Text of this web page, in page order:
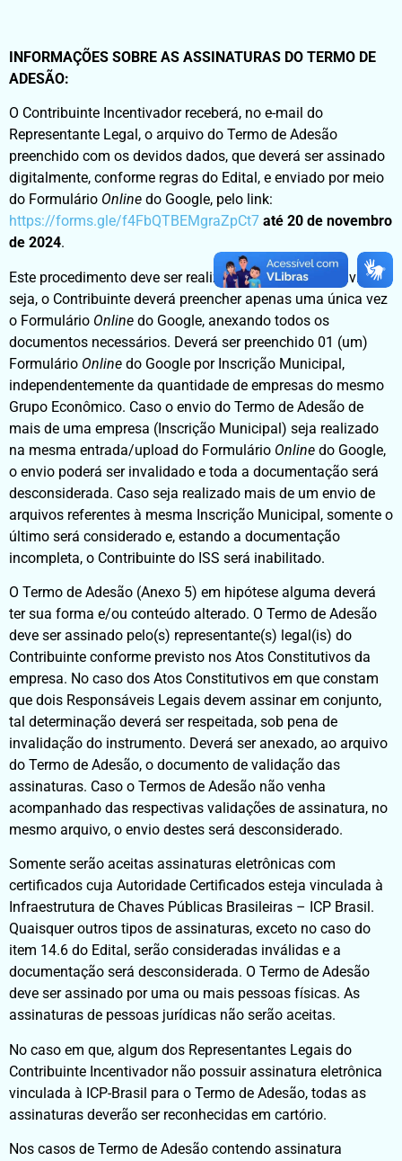
INFORMAÇÕES SOBRE AS ASSINATURAS DO TERMO DE
ADESÃO:
O Contribuinte Incentivador receberá, no e-mail do
Representante Legal, o arquivo do Termo de Adesão
preenchido com os devidos dados, que deverá ser assinado
digitalmente, conforme regras do Edital, e enviado por meio
do Formulário Online do Google, pelo link:
https://forms.gle/f4FbQTBEMgraZpCt7 até 20 de novembro
de 2024.
Este procedimento deve ser realizado em um único envio, ou
seja, o Contribuinte deverá preencher apenas uma única vez
o Formulário Online do Google, anexando todos os
documentos necessários. Deverá ser preenchido 01 (um)
Formulário Online do Google por Inscrição Municipal,
independentemente da quantidade de empresas do mesmo
Grupo Econômico. Caso o envio do Termo de Adesão de
mais de uma empresa (Inscrição Municipal) seja realizado
na mesma entrada/upload do Formulário Online do Google,
o envio poderá ser invalidado e toda a documentação será
desconsiderada. Caso seja realizado mais de um envio de
arquivos referentes à mesma Inscrição Municipal, somente o
último será considerado e, estando a documentação
incompleta, o Contribuinte do ISS será inabilitado.
O Termo de Adesão (Anexo 5) em hipótese alguma deverá
ter sua forma e/ou conteúdo alterado. O Termo de Adesão
deve ser assinado pelo(s) representante(s) legal(is) do
Contribuinte conforme previsto nos Atos Constitutivos da
empresa. No caso dos Atos Constitutivos em que constam
que dois Responsáveis Legais devem assinar em conjunto,
tal determinação deverá ser respeitada, sob pena de
invalidação do instrumento. Deverá ser anexado, ao arquivo
do Termo de Adesão, o documento de validação das
assinaturas. Caso o Termos de Adesão não venha
acompanhado das respectivas validações de assinatura, no
mesmo arquivo, o envio destes será desconsiderado.
Somente serão aceitas assinaturas eletrônicas com
certificados cuja Autoridade Certificados esteja vinculada à
Infraestrutura de Chaves Públicas Brasileiras – ICP Brasil.
Quaisquer outros tipos de assinaturas, exceto no caso do
item 14.6 do Edital, serão consideradas inválidas e a
documentação será desconsiderada. O Termo de Adesão
deve ser assinado por uma ou mais pessoas físicas. As
assinaturas de pessoas jurídicas não serão aceitas.
No caso em que, algum dos Representantes Legais do
Contribuinte Incentivador não possuir assinatura eletrônica
vinculada à ICP-Brasil para o Termo de Adesão, todas as
assinaturas deverão ser reconhecidas em cartório.
Nos casos de Termo de Adesão contendo assinatura